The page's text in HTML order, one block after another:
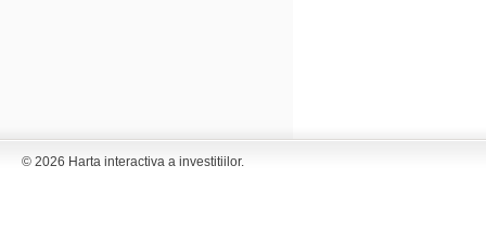
© 2026 Harta interactiva a investitiilor.